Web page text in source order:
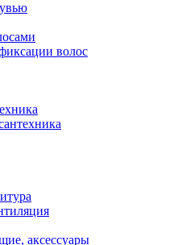
волос
аксессуары